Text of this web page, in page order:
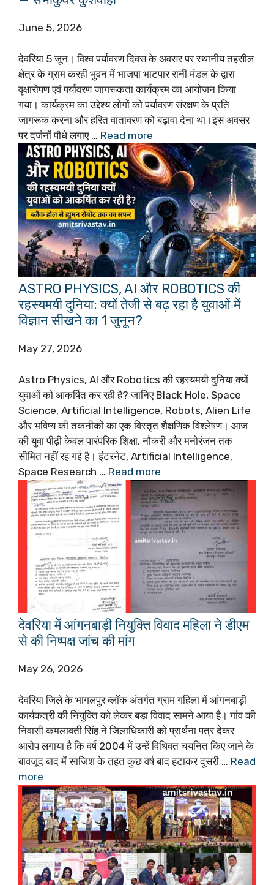
June 5, 2026
देवरिया 5 जून। विश्व पर्यावरण दिवस के अवसर पर स्थानीय तहसील
क्षेत्र के ग्राम करही भुवन में भाजपा भाटपार रानी मंडल के द्वारा
वृक्षारोपण एवं पर्यावरण जागरूकता कार्यक्रम का आयोजन किया
गया। कार्यक्रम का उद्देश्य लोगों को पर्यावरण संरक्षण के प्रति
जागरूक करना और हरित वातावरण को बढ़ावा देना था।इस अवसर
पर दर्जनों पौधे लगाए … Read more
ASTRO PHYSICS, AI और ROBOTICS की
रहस्यमयी दुनिया: क्यों तेजी से बढ़ रहा है युवाओं में
विज्ञान सीखने का 1 जुनून?
May 27, 2026
Astro Physics, AI और Robotics की रहस्यमयी दुनिया क्यों
युवाओं को आकर्षित कर रही है? जानिए Black Hole, Space
Science, Artificial Intelligence, Robots, Alien Life
और भविष्य की तकनीकों का एक विस्तृत शैक्षणिक विश्लेषण। आज
की युवा पीढ़ी केवल पारंपरिक शिक्षा, नौकरी और मनोरंजन तक
सीमित नहीं रह गई है। इंटरनेट, Artificial Intelligence,
Space Research … Read more
देवरिया में आंगनबाड़ी नियुक्ति विवाद महिला ने डीएम
से की निष्पक्ष जांच की मांग
May 26, 2026
देवरिया जिले के भागलपुर ब्लॉक अंतर्गत ग्राम गहिला में आंगनबाड़ी
कार्यकत्री की नियुक्ति को लेकर बड़ा विवाद सामने आया है। गांव की
निवासी कमलावती सिंह ने जिलाधिकारी को प्रार्थना पत्र देकर
आरोप लगाया है कि वर्ष 2004 में उन्हें विधिवत चयनित किए जाने के
बावजूद बाद में साजिश के तहत कुछ वर्ष बाद हटाकर दूसरी … Read
more